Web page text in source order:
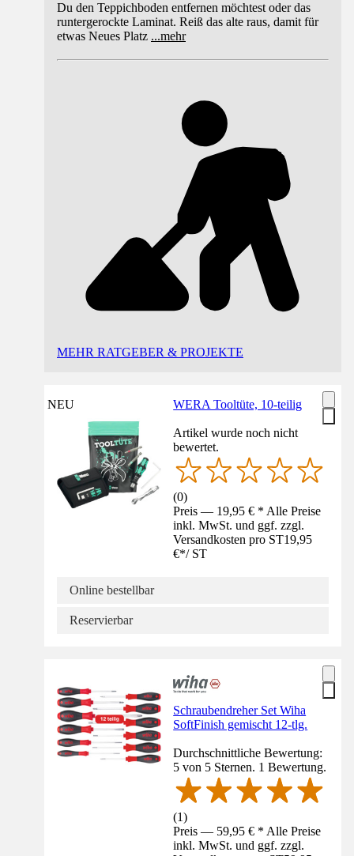
Du den Teppichboden entfernen möchtest oder das
runtergerockte Laminat. Reiß das alte raus, damit für
etwas Neues Platz ...mehr
MEHR RATGEBER & PROJEKTE
NEU WERA Tooltüte, 10-teilig
Artikel wurde noch nicht
bewertet.
(0)
Preis — 19,95 € * Alle Preise
inkl. MwSt. und ggf. zzgl.
Versandkosten pro ST19,95
€*/ ST
Online bestellbar
Reservierbar
Schraubendreher Set Wiha
SoftFinish gemischt 12-tlg.
Durchschnittliche Bewertung:
5 von 5 Sternen. 1 Bewertung.
(1)
Preis — 59,95 € * Alle Preise
inkl. MwSt. und ggf. zzgl.